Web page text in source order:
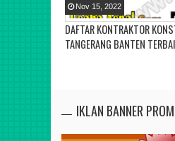
DAFTAR KONTRAKTOR
TANGERANG BANTEN
Nov 15 2022
IKLAN BANNER